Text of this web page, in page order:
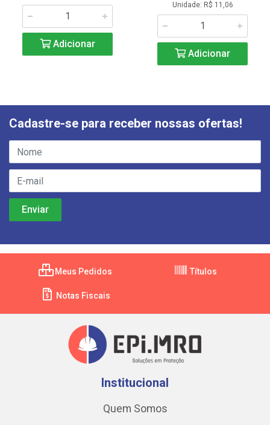
Adicionar
Unidade: R$ 11,06
Adicionar
Cadastre-se para receber nossas ofertas!
Meus Pedidos Títulos
Notas Fiscais
Institucional
Quem Somos